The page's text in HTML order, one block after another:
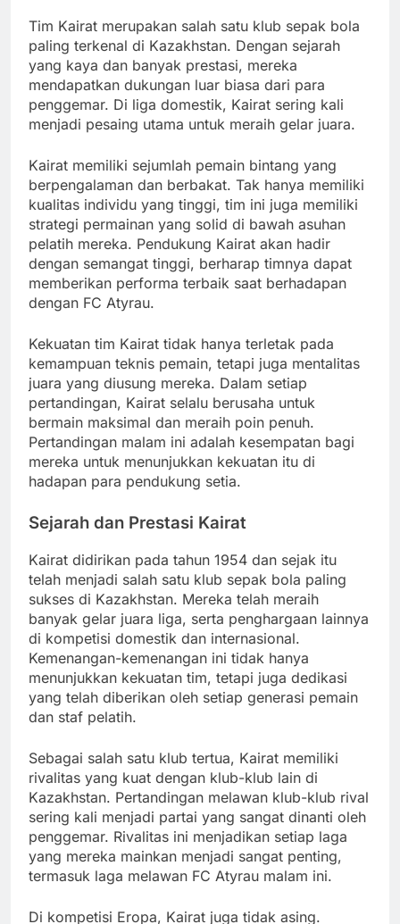
Tim Kairat merupakan salah satu klub sepak bola
paling terkenal di Kazakhstan. Dengan sejarah
yang kaya dan banyak prestasi, mereka
mendapatkan dukungan luar biasa dari para
penggemar. Di liga domestik, Kairat sering kali
menjadi pesaing utama untuk meraih gelar juara.
Kairat memiliki sejumlah pemain bintang yang
berpengalaman dan berbakat. Tak hanya memiliki
kualitas individu yang tinggi, tim ini juga memiliki
strategi permainan yang solid di bawah asuhan
pelatih mereka. Pendukung Kairat akan hadir
dengan semangat tinggi, berharap timnya dapat
memberikan performa terbaik saat berhadapan
dengan FC Atyrau.
Kekuatan tim Kairat tidak hanya terletak pada
kemampuan teknis pemain, tetapi juga mentalitas
juara yang diusung mereka. Dalam setiap
pertandingan, Kairat selalu berusaha untuk
bermain maksimal dan meraih poin penuh.
Pertandingan malam ini adalah kesempatan bagi
mereka untuk menunjukkan kekuatan itu di
hadapan para pendukung setia.
Sejarah dan Prestasi Kairat
Kairat didirikan pada tahun 1954 dan sejak itu
telah menjadi salah satu klub sepak bola paling
sukses di Kazakhstan. Mereka telah meraih
banyak gelar juara liga, serta penghargaan lainnya
di kompetisi domestik dan internasional.
Kemenangan-kemenangan ini tidak hanya
menunjukkan kekuatan tim, tetapi juga dedikasi
yang telah diberikan oleh setiap generasi pemain
dan staf pelatih.
Sebagai salah satu klub tertua, Kairat memiliki
rivalitas yang kuat dengan klub-klub lain di
Kazakhstan. Pertandingan melawan klub-klub rival
sering kali menjadi partai yang sangat dinanti oleh
penggemar. Rivalitas ini menjadikan setiap laga
yang mereka mainkan menjadi sangat penting,
termasuk laga melawan FC Atyrau malam ini.
Di kompetisi Eropa, Kairat juga tidak asing.